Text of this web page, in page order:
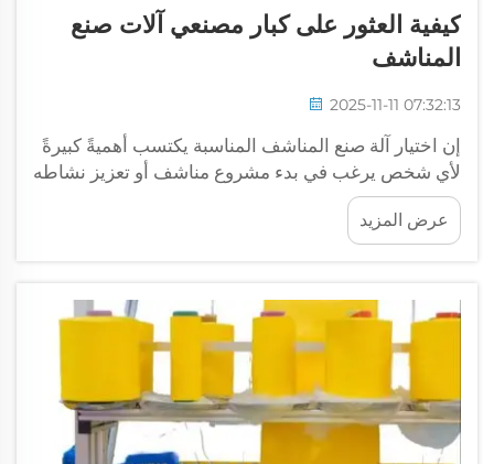
كيفية العثور على كبار مصنعي آلات صنع
المناشف
2025-11-11 07:32:13
إن اختيار آلة صنع المناشف المناسبة يكتسب أهميةً كبيرةً
لأي شخص يرغب في بدء مشروع مناشف أو تعزيز نشاطه
الحالي فيه. ويجب أن تكون هذه الآلات قادرةً على إنتاج
مناشف عالية الجودة تلبّي متطلبات العملاء. وعند البحث
عن أفضل مصنّعين لآلات صنع المناشف، من الضروري
عرض المزيد